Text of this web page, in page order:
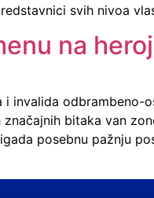
svih nivoa
na
invalida
bitaka van
posebnu pažnju